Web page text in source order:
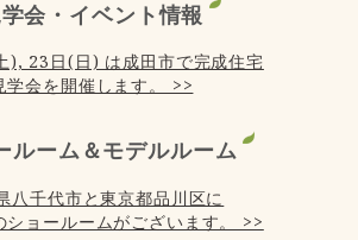
学会・イベント情報
), 23日(日) は成田市で完成住宅
学会を開催します。 >>
ルーム＆モデルルーム
八千代市と東京都品川区に
ショールームがございます。 >>